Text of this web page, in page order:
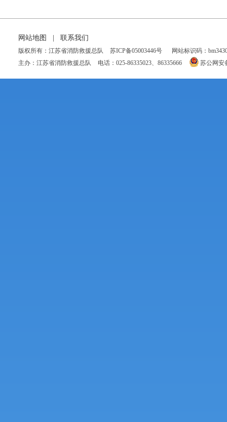
网站地图 联系我们
版权所有：江苏省消防救援总队 苏ICP备05003446号
网站标识码：
主办：江苏省消防救援总队
电话：025-86335023、86335666 苏公网安